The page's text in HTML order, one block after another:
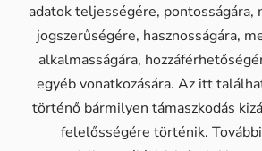
adatok teljességére, pontosságára,
jogszerűségére, hasznosságára,
alkalmasságára,
egyéb vonatkozására. Az itt
történő bármilyen támaszkodás
felelősségére történik.